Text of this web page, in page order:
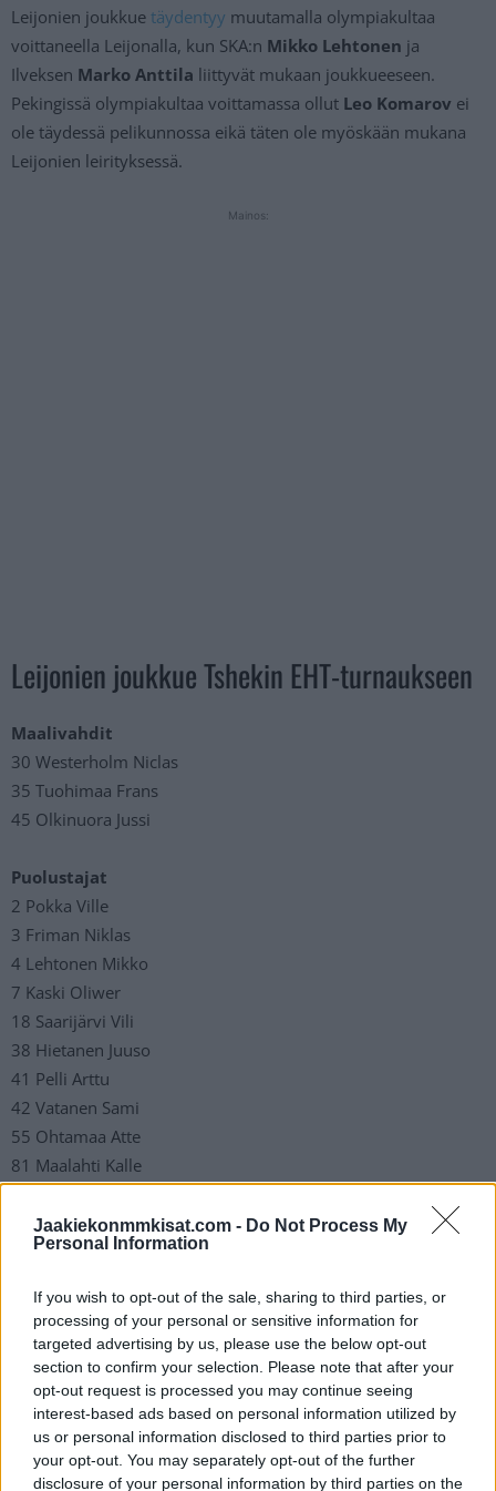
Jaakiekonmmkisat.com - Do Not Process My
Personal Information
If you wish to opt-out of the sale, sharing to third parties, or
processing of your personal or sensitive information for
targeted advertising by us, please use the below opt-out
section to confirm your selection. Please note that after your
opt-out request is processed you may continue seeing
interest-based ads based on personal information utilized by
us or personal information disclosed to third parties prior to
your opt-out. You may separately opt-out of the further
disclosure of your personal information by third parties on the
Leijonien joukkue täydentyy muutamalla olympiakultaa
voittaneella Leijonalla, kun SKA:n Mikko Lehtonen ja
Ilveksen Marko Anttila liittyvät mukaan joukkueeseen.
Pekingissä olympiakultaa voittamassa ollut Leo Komarov ei
ole täydessä pelikunnossa eikä täten ole myöskään mukana
Leijonien leirityksessä.
Mainos:
Leijonien joukkue Tshekin EHT-turnaukseen
Maalivahdit
30 Westerholm Niclas
35 Tuohimaa Frans
45 Olkinuora Jussi
Puolustajat
2 Pokka Ville
3 Friman Niklas
4 Lehtonen Mikko
7 Kaski Oliwer
18 Saarijärvi Vili
38 Hietanen Juuso
41 Pelli Arttu
42 Vatanen Sami
55 Ohtamaa Atte
81 Maalahti Kalle
Hyökkääjät
12 Anttila Marko
20 Ojamäki Niko
21 Innala Jere
22 Petman Ville
23 Nenonen Markus
25 Rajala Toni
37 Erholtz Eemil
39 Ojantakanen Valtteri